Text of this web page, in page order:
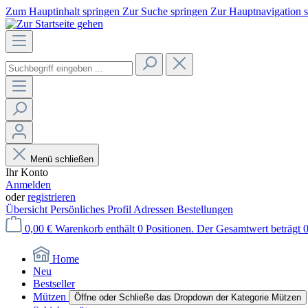
Zum Hauptinhalt springen Zur Suche springen Zur Hauptnavigation
Menü schließen
Ihr Konto
Anmelden
oderregistrieren
Übersicht Persönliches Profil Adressen Bestellungen
0,00 € Warenkorb enthält 0 Positionen. Der Gesamtwert beträgt
Home
Neu
Bestseller
Mützen
Öffne oder Schließe das Dropdown der Kategorie Mützen